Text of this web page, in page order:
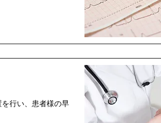
行い、患者様の早